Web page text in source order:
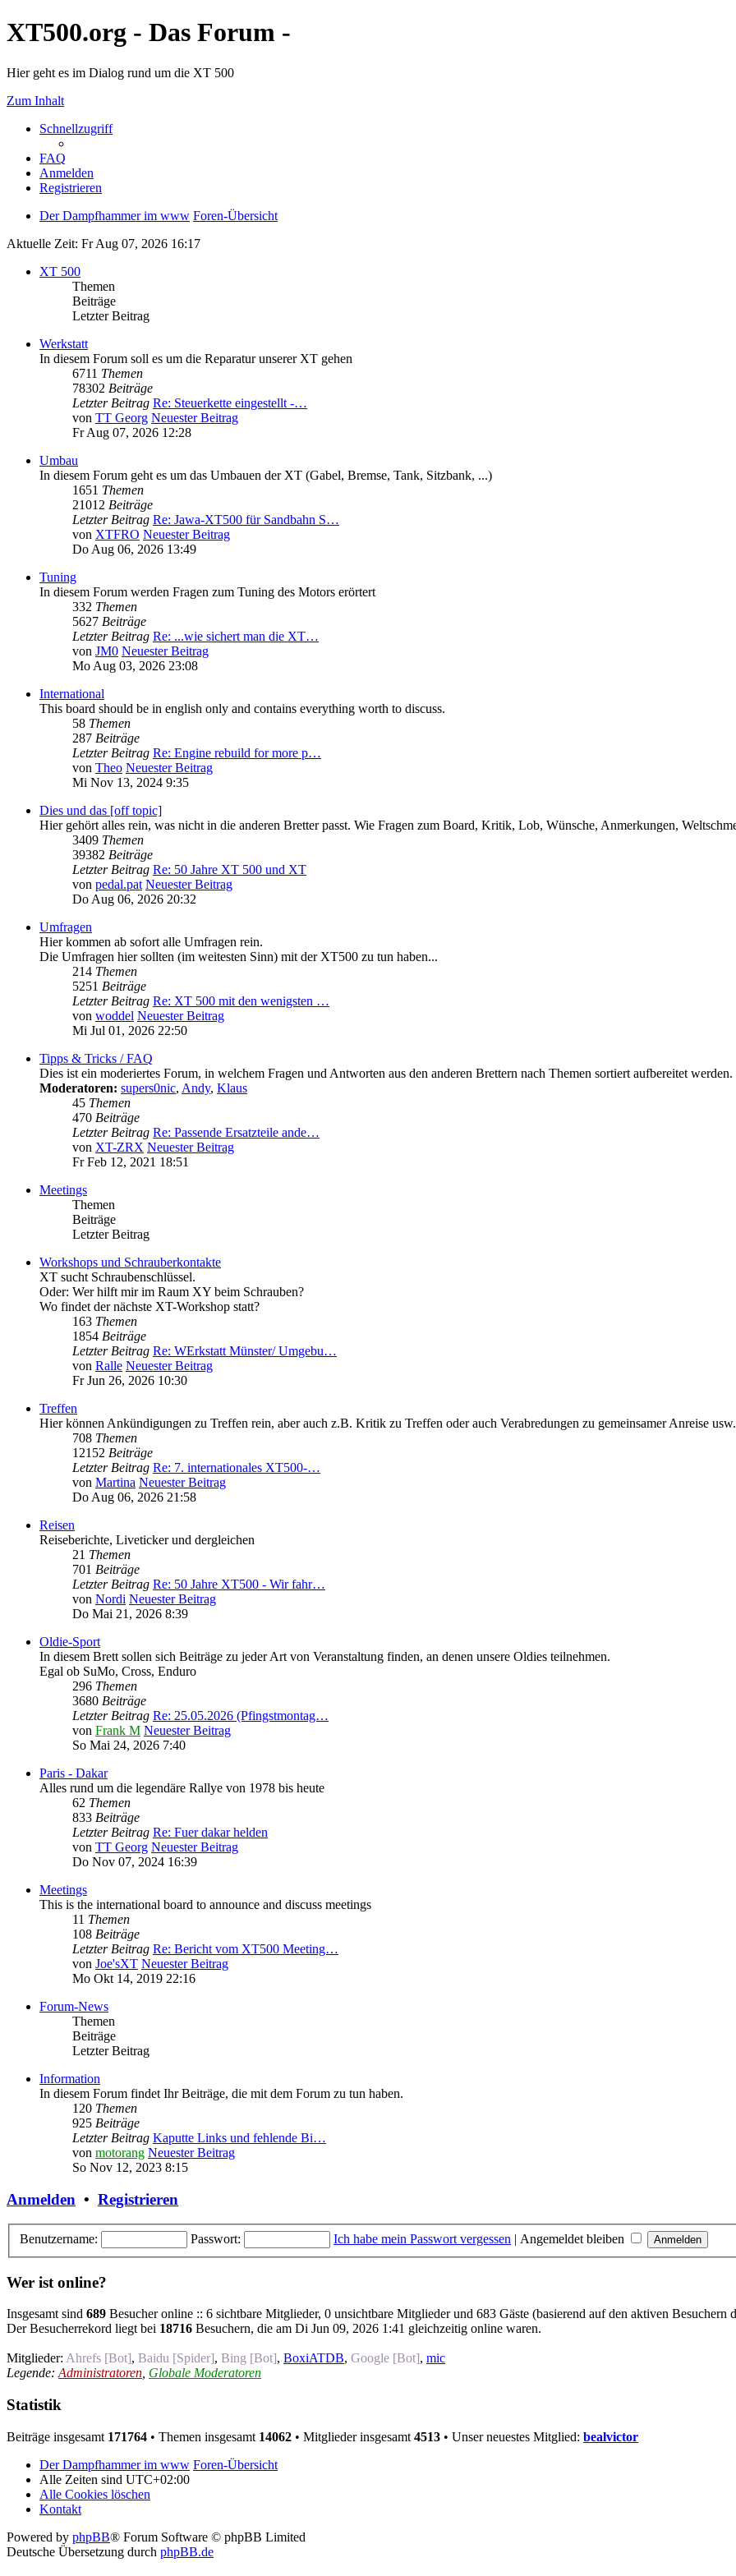
XT500.org - Das Forum -
Hier geht es im Dialog rund um die XT 500
Zum Inhalt
Schnellzugriff
FAQ
Anmelden
Registrieren
Der Dampfhammer im www Foren-Übersicht
Aktuelle Zeit: Fr Aug 07, 2026 16:17
XT 500
Themen
Beiträge
Letzter Beitrag
Werkstatt
In diesem Forum soll es um die Reparatur unserer XT gehen
6711 Themen
78302 Beiträge
Letzter Beitrag Re: Steuerkette eingestellt -…
von TT Georg Neuester Beitrag
Fr Aug 07, 2026 12:28
Umbau
In diesem Forum geht es um das Umbauen der XT (Gabel, Bremse, Tank, Sitzbank, ...)
1651 Themen
21012 Beiträge
Letzter Beitrag Re: Jawa-XT500 für Sandbahn S…
von XTFRO Neuester Beitrag
Do Aug 06, 2026 13:49
Tuning
In diesem Forum werden Fragen zum Tuning des Motors erörtert
332 Themen
5627 Beiträge
Letzter Beitrag Re: ...wie sichert man die XT…
von JM0 Neuester Beitrag
Mo Aug 03, 2026 23:08
International
This board should be in english only and contains everything worth to discuss.
58 Themen
287 Beiträge
Letzter Beitrag Re: Engine rebuild for more p…
von Theo Neuester Beitrag
Mi Nov 13, 2024 9:35
Dies und das [off topic]
Hier gehört alles rein, was nicht in die anderen Bretter passt. Wie Fragen zum Board, Kritik, Lob, Wünsche, Anmerkungen,
3409 Themen
39382 Beiträge
Letzter Beitrag Re: 50 Jahre XT 500 und XT
von pedal.pat Neuester Beitrag
Do Aug 06, 2026 20:32
Umfragen
Hier kommen ab sofort alle Umfragen rein.
Die Umfragen hier sollten (im weitesten Sinn) mit der XT500 zu tun haben...
214 Themen
5251 Beiträge
Letzter Beitrag Re: XT 500 mit den wenigsten …
von woddel Neuester Beitrag
Mi Jul 01, 2026 22:50
Tipps & Tricks / FAQ
Dies ist ein moderiertes Forum, in welchem Fragen und Antworten aus den anderen Brettern nach Themen sortiert aufbereitet werden.
Moderatoren: supers0nic, Andy, Klaus
45 Themen
470 Beiträge
Letzter Beitrag Re: Passende Ersatzteile ande…
von XT-ZRX Neuester Beitrag
Fr Feb 12, 2021 18:51
Meetings
Themen
Beiträge
Letzter Beitrag
Workshops und Schrauberkontakte
XT sucht Schraubenschlüssel.
Oder: Wer hilft mir im Raum XY beim Schrauben?
Wo findet der nächste XT-Workshop statt?
163 Themen
1854 Beiträge
Letzter Beitrag Re: WErkstatt Münster/ Umgebu…
von Ralle Neuester Beitrag
Fr Jun 26, 2026 10:30
Treffen
Hier können Ankündigungen zu Treffen rein, aber auch z.B. Kritik zu Treffen oder auch Verabredungen zu gemeinsamer Anreise usw.
708 Themen
12152 Beiträge
Letzter Beitrag Re: 7. internationales XT500-…
von Martina Neuester Beitrag
Do Aug 06, 2026 21:58
Reisen
Reiseberichte, Liveticker und dergleichen
21 Themen
701 Beiträge
Letzter Beitrag Re: 50 Jahre XT500 - Wir fahr…
von Nordi Neuester Beitrag
Do Mai 21, 2026 8:39
Oldie-Sport
In diesem Brett sollen sich Beiträge zu jeder Art von Veranstaltung finden, an denen unsere Oldies teilnehmen.
Egal ob SuMo, Cross, Enduro
296 Themen
3680 Beiträge
Letzter Beitrag Re: 25.05.2026 (Pfingstmontag…
von Frank M Neuester Beitrag
So Mai 24, 2026 7:40
Paris - Dakar
Alles rund um die legendäre Rallye von 1978 bis heute
62 Themen
833 Beiträge
Letzter Beitrag Re: Fuer dakar helden
von TT Georg Neuester Beitrag
Do Nov 07, 2024 16:39
Meetings
This is the international board to announce and discuss meetings
11 Themen
108 Beiträge
Letzter Beitrag Re: Bericht vom XT500 Meeting…
von Joe'sXT Neuester Beitrag
Mo Okt 14, 2019 22:16
Forum-News
Themen
Beiträge
Letzter Beitrag
Information
In diesem Forum findet Ihr Beiträge, die mit dem Forum zu tun haben.
120 Themen
925 Beiträge
Letzter Beitrag Kaputte Links und fehlende Bi…
von motorang Neuester Beitrag
So Nov 12, 2023 8:15
Anmelden • Registrieren
Benutzername: Passwort: Ich habe mein Passwort vergessen | Angemeldet bleiben
Wer ist online?
Insgesamt sind 689 Besucher online :: 6 sichtbare Mitglieder, 0 unsichtbare Mitglieder und 683 Gäste (basierend auf den aktiven Besuchern
Der Besucherrekord liegt bei 18716 Besuchern, die am Di Jun 09, 2026 1:41 gleichzeitig online waren.
Mitglieder: Ahrefs [Bot], Baidu [Spider], Bing [Bot], BoxiATDB, Google [Bot], mic
Legende: Administratoren Globale Moderatoren
Statistik
Beiträge insgesamt 171764 • Themen insgesamt 14062 • Mitglieder insgesamt 4513 • Unser neuestes Mitglied: bealvictor
Der Dampfhammer im www Foren-Übersicht
Alle Zeiten sind UTC+02:00
Alle Cookies löschen
Kontakt
Powered by phpBB® Forum Software © phpBB Limited
Deutsche Übersetzung durch phpBB.de